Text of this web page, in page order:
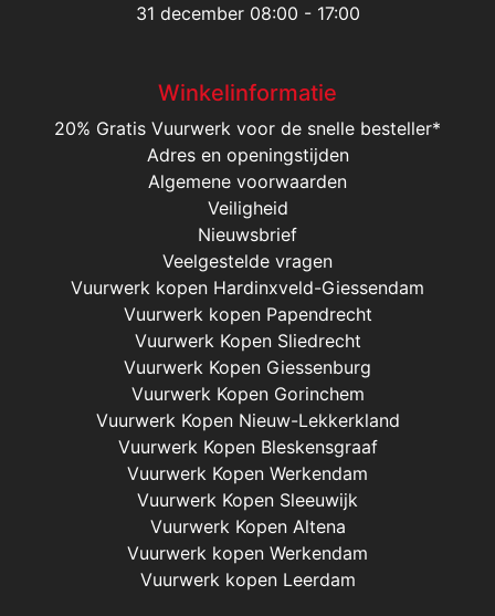
31 december 08:00 - 17:00
Winkelinformatie
20% Gratis Vuurwerk voor de snelle besteller*
Adres en openingstijden
Algemene voorwaarden
Veiligheid
Nieuwsbrief
Veelgestelde vragen
Vuurwerk kopen Hardinxveld-Giessendam
Vuurwerk kopen Papendrecht
Vuurwerk Kopen Sliedrecht
Vuurwerk Kopen Giessenburg
Vuurwerk Kopen Gorinchem
Vuurwerk Kopen Nieuw-Lekkerkland
Vuurwerk Kopen Bleskensgraaf
Vuurwerk Kopen Werkendam
Vuurwerk Kopen Sleeuwijk
Vuurwerk Kopen Altena
Vuurwerk kopen Werkendam
Vuurwerk kopen Leerdam